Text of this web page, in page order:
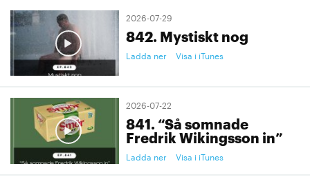
2026-07-29
842. Mystiskt nog
Ladda ner Visa i iTunes
2026-07-22
841. “Så somnade
Fredrik Wikingsson in”
Ladda ner Visa i iTunes